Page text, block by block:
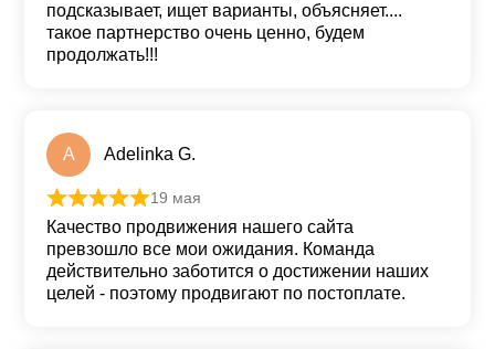
подсказывает, ищет варианты, объясняет....
такое партнерство очень ценно, будем
продолжать!!!
A Adelinka G.
Оценка
19 мая
Качество продвижения нашего сайта
превзошло все мои ожидания. Команда
действительно заботится о достижении наших
целей - поэтому продвигают по постоплате.